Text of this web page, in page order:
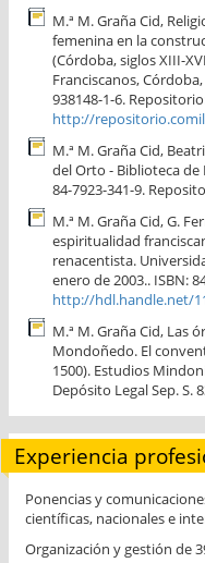
M.ª M. Graña Cid,
femenina en la
(Córdoba, siglos XIII-
Franciscanos,
938148-1-6.
http://
M.ª M. Graña Cid,
del Orto - Biblioteca de
84-7923-341-9.
M.ª M. Graña Cid, G.
espiritualidad
renacentista.
enero de 2003.. ISBN:
http://hdl.handle.net/
M.ª M. Graña Cid, Las
Mondoñedo. El
1500). Estudios
Depósito Legal Sep. S.
Experiencia
Ponencias y
científicas, nacionales e
Organización y gestión de